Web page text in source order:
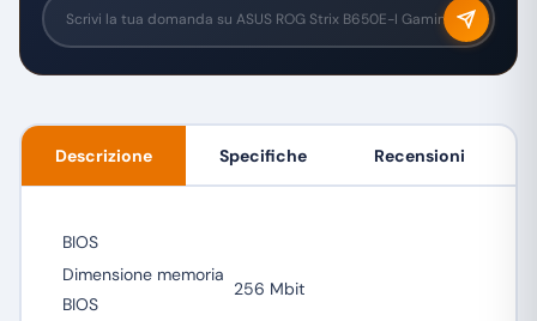
Descrizione Specifiche Recensioni
BIOS
Dimensione memoria
BIOS
256 Mbit